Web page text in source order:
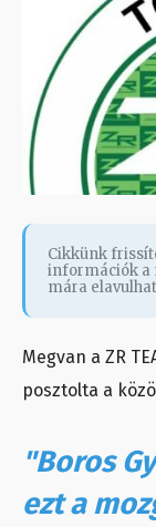
Cikkünk
információk a
mára
Megvan a ZR
posztolta a
"Boros
ezt a